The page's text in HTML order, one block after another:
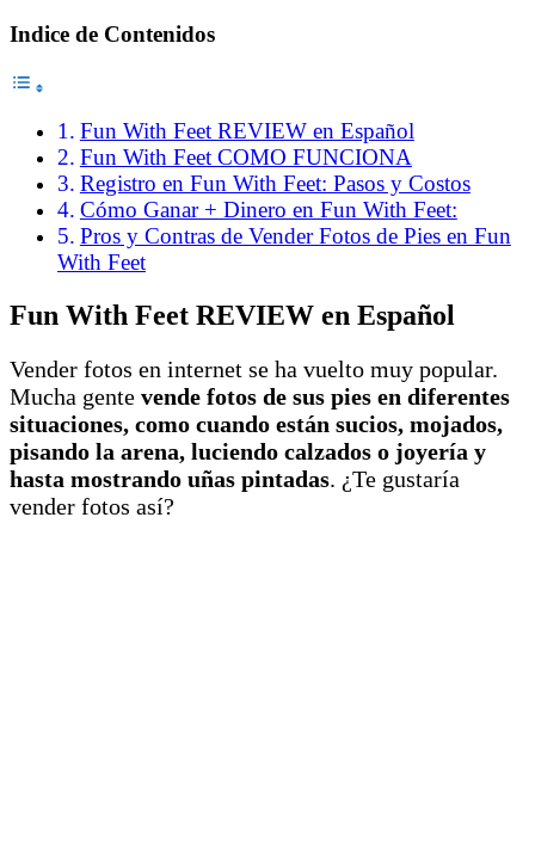
Indice de Contenidos
Fun With Feet REVIEW en Español
Fun With Feet COMO FUNCIONA
Registro en Fun With Feet: Pasos y Costos
Cómo Ganar + Dinero en Fun With Feet:
Pros y Contras de Vender Fotos de Pies en Fun
With Feet
Fun With Feet REVIEW en Español
Vender fotos en internet se ha vuelto muy popular.
Mucha gente vende fotos de sus pies en diferentes
situaciones, como cuando están sucios, mojados,
pisando la arena, luciendo calzados o joyería y
hasta mostrando uñas pintadas. ¿Te gustaría
vender fotos así?